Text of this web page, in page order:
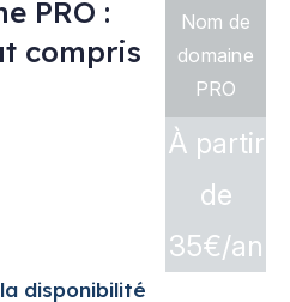
PRO :
compris
Nom de
domaine
PRO
À partir
de
35€/an
disponibilité